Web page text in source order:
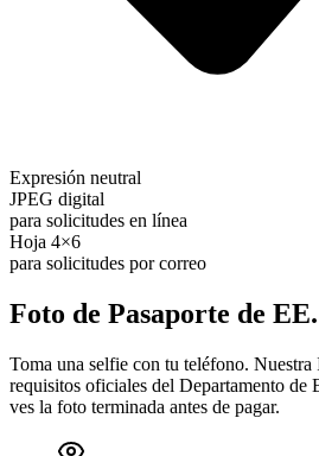
Expresión neutral
JPEG digital
para solicitudes en línea
Hoja 4×6
para solicitudes por correo
Foto de Pasaporte de
Toma una selfie con tu teléfono.
requisitos oficiales del Departamento
ves la foto terminada antes de pagar.